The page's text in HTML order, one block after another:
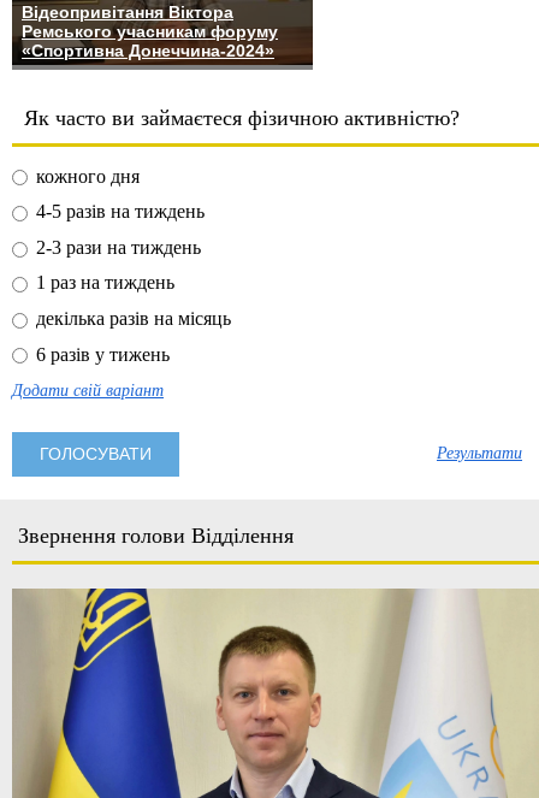
Відеопривітання Віктора
Ремського учасникам форуму
«Спортивна Донеччина-2024»
Як часто ви займаєтеся фізичною активністю?
кожного дня
4-5 разів на тиждень
2-3 рази на тиждень
1 раз на тиждень
декілька разів на місяць
6 разів у тижень
Додати свій варіант
Результати
Звернення голови Відділення